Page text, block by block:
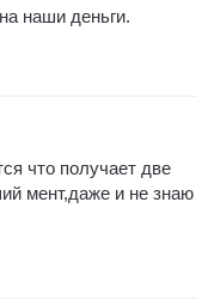
наши деньги.
что получает две
мент,даже и не знаю